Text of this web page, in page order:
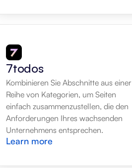
7todos
Kombinieren Sie Abschnitte aus einer
Reihe von Kategorien, um Seiten
einfach zusammenzustellen, die den
Anforderungen Ihres wachsenden
Unternehmens entsprechen.
Learn more